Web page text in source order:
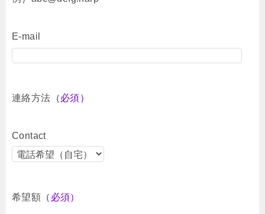
E-mail
連絡方法 （必須）
Contact
希望額 （必須）